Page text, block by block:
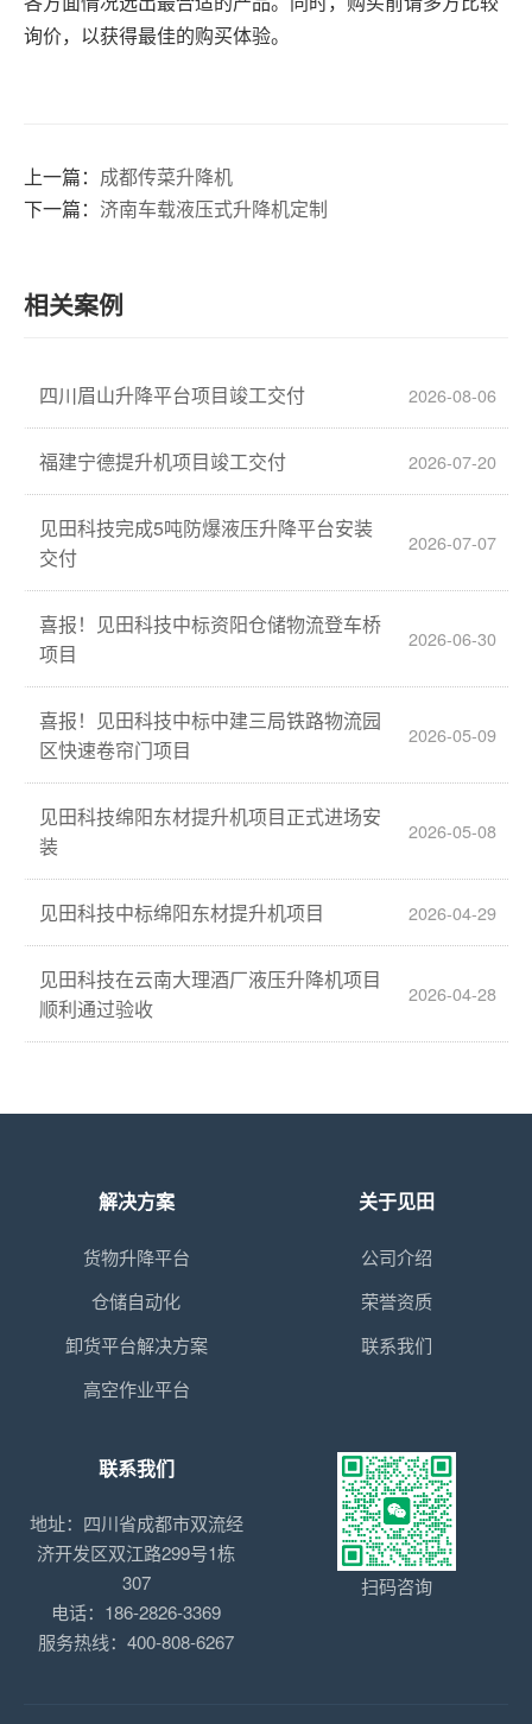
询价，以获得最佳的购买体验。
上一篇： 成都传菜升降机
下一篇： 济南车载液压式升降机定制
相关案例
四川眉山升降平台项目竣工交付 2026-08-06
福建宁德提升机项目竣工交付 2026-07-20
见田科技完成5吨防爆液压升降平台安装
交付
2026-07-07
喜报！见田科技中标资阳仓储物流登车桥
项目
2026-06-30
喜报！见田科技中标中建三局铁路物流园
区快速卷帘门项目
2026-05-09
见田科技绵阳东材提升机项目正式进场安
装
2026-05-08
见田科技中标绵阳东材提升机项目 2026-04-29
见田科技在云南大理酒厂液压升降机项目
顺利通过验收
2026-04-28
解决方案
货物升降平台
仓储自动化
卸货平台解决方案
高空作业平台
关于见田
公司介绍
荣誉资质
联系我们
联系我们
地址：四川省成都市双流经
济开发区双江路299号1栋
307
电话：186-2826-3369
服务热线：400-808-6267
扫码咨询